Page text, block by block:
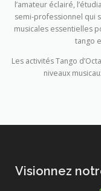
l’amateur éclairé,
semi-professionnel qui
musicales essentielles
tango
Les activités Tango
niveaux
Visionnez